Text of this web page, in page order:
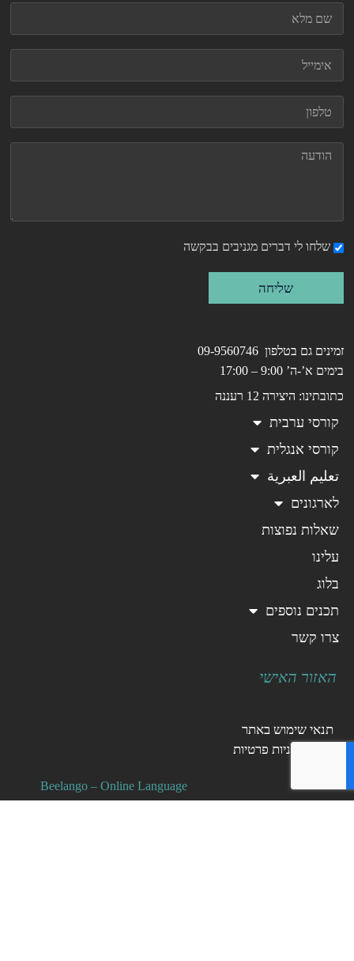
שלחו לי דברים מגניבים בבקשה
שליחה
זמינים גם בטלפון 09-9560746
בימים א’-ה’ 9:00 – 17:00
כתובתינו: היצירה 12 רעננה
קורסי ערבית
קורסי אנגלית
تعليم العبرية
לארגונים
שאלות נפוצות
עלינו
בלוג
תכנים נוספים
צרו קשר
האזור האישי
תנאי שימוש באתר
כללי מדיניות פרטיות
Beelango – Online Language